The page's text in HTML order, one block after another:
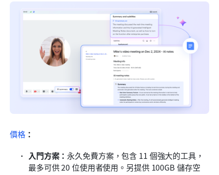
價格：
入門方案： 永久免費方案，包含 11 個強大的工具，
最多可供 20 位使用者使用。另提供 100GB 儲存空